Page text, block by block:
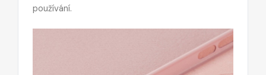
používání.